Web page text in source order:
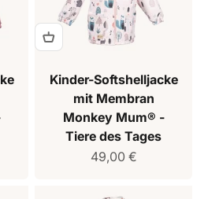
Kinder-Softshelljacke
mit Membran
Monkey Mum® -
Tiere des Tages
Verkaufspreis
49,00 €